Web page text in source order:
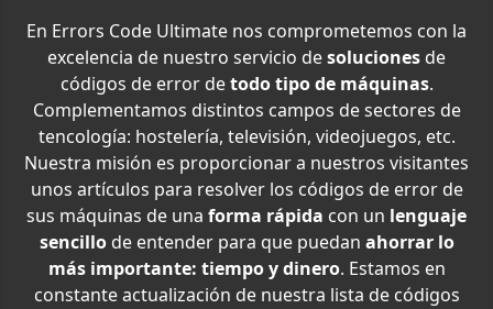
En Errors Code Ultimate nos comprometemos con la
excelencia de nuestro servicio desoluciones de
códigos de error detodo tipo de máquinas.
Complementamos distintos campos de sectores de
tencología: hostelería, televisión, videojuegos, etc.
Nuestra misión es proporcionar a nuestros visitantes
unos artículos para resolver los códigos de error de
sus máquinas de una forma rápida con un lenguaje
sencillode entender para que puedan ahorrar lo
más importante: tiempo y dinero. Estamos en
constante actualización de nuestra lista de códigos